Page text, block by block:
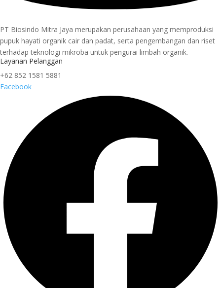
PT Biosindo Mitra Jaya merupakan perusahaan yang memproduksi
pupuk hayati organik cair dan padat, serta pengembangan dan riset
terhadap teknologi mikroba untuk pengurai limbah organik.
Layanan Pelanggan
+62 852 1581 5881
Facebook